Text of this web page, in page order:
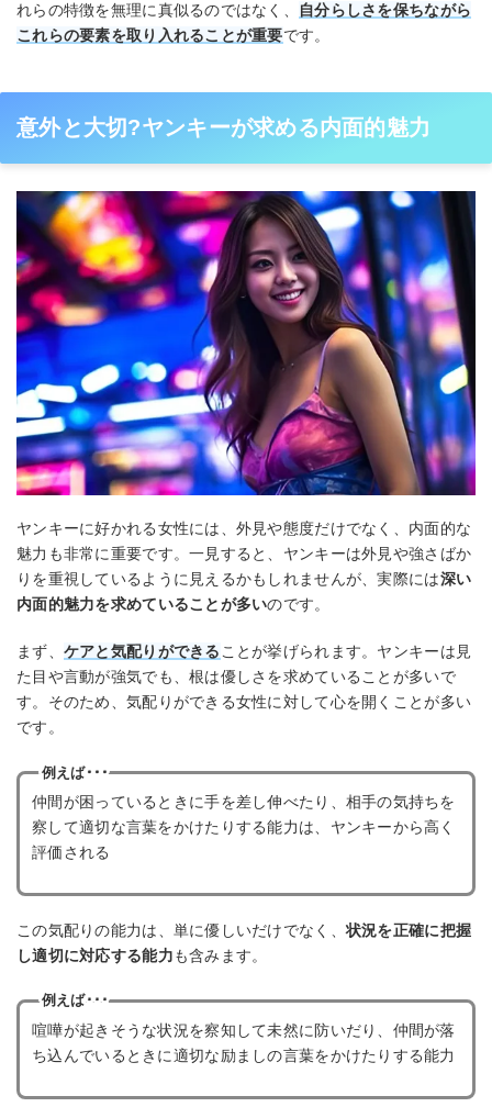
れらの特徴を無理に真似るのではなく、
自分らしさを保ちながら
これらの要素を取り入れることが重要です。
意外と大切?ヤンキーが求める内面的魅力
ヤンキーに好かれる女性には、外見や態度だけでなく、内面的な
魅力も非常に重要です。一見すると、ヤンキーは外見や強さばか
りを重視しているように見えるかもしれませんが、実際には深い
内面的魅力を求めていることが多いのです。
まず、 ケアと気配りができる ことが挙げられます。ヤンキーは見
た目や言動が強気でも、根は優しさを求めていることが多いで
す。そのため、気配りができる女性に対して心を開くことが多い
です。
例えば･･･
仲間が困っているときに手を差し伸べたり、相手の気持ちを
察して適切な言葉をかけたりする能力は、ヤンキーから高く
評価される
この気配りの能力は、単に優しいだけでなく、状況を正確に把握
し適切に対応する能力も含みます。
例えば･･･
喧嘩が起きそうな状況を察知して未然に防いだり、仲間が落
ち込んでいるときに適切な励ましの言葉をかけたりする能力